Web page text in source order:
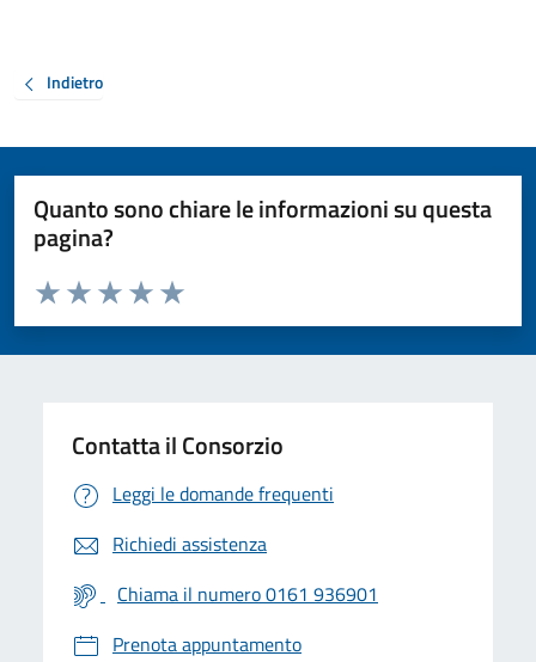
Indietro
Quanto sono chiare le informazioni su questa
pagina?
Valuta da 1 a 5 stelle la pagina
Valuta 5 stelle su 5
Valuta 4 stelle su 5
Valuta 3 stelle su 5
Valuta 2 stelle su 5
Valuta 1 stelle su 5
Contatta il Consorzio
Leggi le domande frequenti
Richiedi assistenza
Chiama il numero 0161 936901
Prenota appuntamento